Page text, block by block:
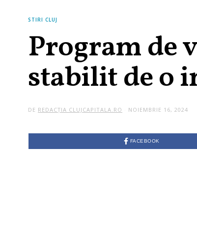
STIRI CLUJ
Program de
stabilit de o
DE REDACȚIA CLUJCAPITALA.RO NOIEMBRIE 16, 2024
FACEBOOK